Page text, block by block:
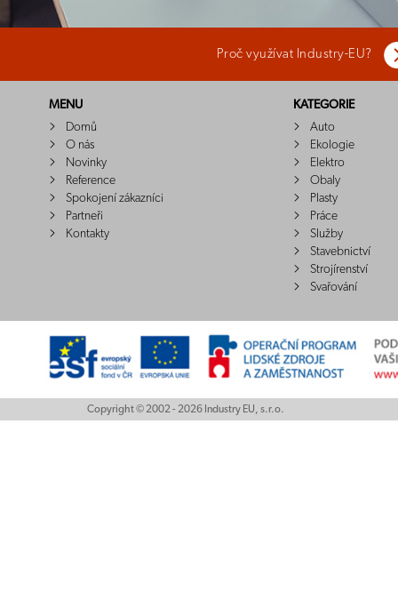
Proč využívat Industry-EU?
MENU
Domů
O nás
Novinky
Reference
Spokojení zákazníci
Partneři
Kontakty
KATEGORIE
Auto
Ekologie
Elektro
Obaly
Plasty
Práce
Služby
Stavebnictví
Strojírenství
Svařování
Copyright © 2002 - 2026 Industry EU, s.r.o.